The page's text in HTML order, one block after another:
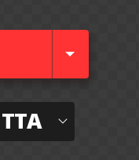
TTA